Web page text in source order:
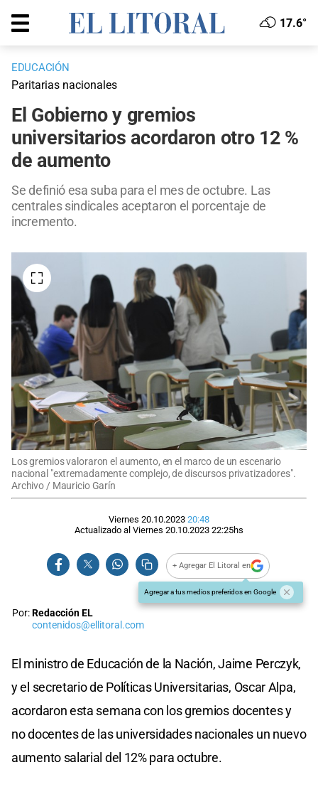
17.6°
EDUCACIÓN
Paritarias nacionales
El Gobierno y gremios
universitarios acordaron otro 12 %
de aumento
Se definió esa suba para el mes de octubre. Las
centrales sindicales aceptaron el porcentaje de
incremento.
Los gremios valoraron el aumento, en el marco de un escenario
nacional "extremadamente complejo, de discursos privatizadores".
Archivo / Mauricio Garín
Viernes 20.10.2023 20:48
Actualizado al Viernes 20.10.2023 22:25hs
+ Agregar El Litoral en
Agregar a tus medios preferidos en Google
Por:Redacción EL
contenidos@ellitoral.com
El ministro de Educación de la Nación, Jaime Perczyk,
y el secretario de Políticas Universitarias, Oscar Alpa,
acordaron esta semana con los gremios docentes y
no docentes de las universidades nacionales un nuevo
aumento salarial del 12% para octubre.